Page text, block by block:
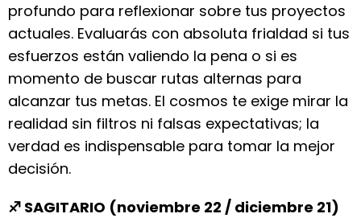
profundo para reflexionar sobre tus proyectos
actuales. Evaluarás con absoluta frialdad si tus
esfuerzos están valiendo la pena o si es
momento de buscar rutas alternas para
alcanzar tus metas. El cosmos te exige mirar la
realidad sin filtros ni falsas expectativas; la
verdad es indispensable para tomar la mejor
decisión.
♐ SAGITARIO (noviembre 22 / diciembre 21)